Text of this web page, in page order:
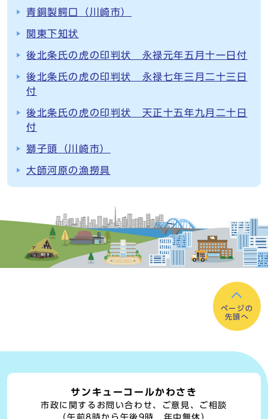
青銅製鰐口（川崎市）
関東下知状
後北条氏の虎の印判状 永禄元年五月十一日付
後北条氏の虎の印判状 永禄七年三月二十三日
付
後北条氏の虎の印判状 天正十五年九月二十日
付
獅子頭（川崎市）
大師河原の漁撈具
ページの
先頭へ
サンキューコールかわさき
市政に関するお問い合わせ、ご意見、ご相談
（午前8時から午後9時 年中無休）